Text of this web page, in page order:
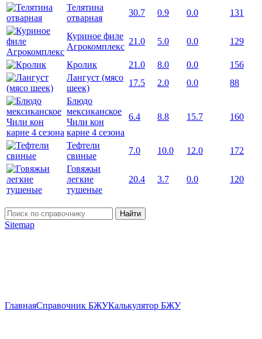
Телятина
отварная
30.7 0.9 0.0 131
Куриное филе
Агрокомплекс
21.0 5.0 0.0 129
Кролик 21.0 8.0 0.0
156
Лангуст (мясо
шеек)
17.5 2.0 0.0
88
Блюдо
мексиканское
Чили кон
карне 4 сезона
6.4 8.8 15.7 160
Тефтели
свиные
7.0 10.0 12.0
172
Говяжьи
легкие
тушеные
20.4 3.7 0.0 120
Найти
Sitemap
ГлавнаяСправочник БЖУКалькулятор БЖУ